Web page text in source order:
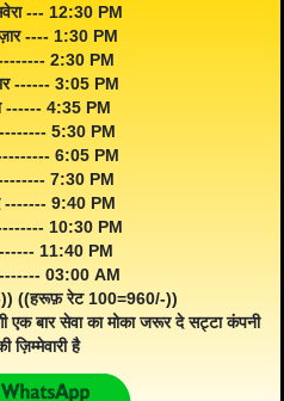
--- 12:30 PM
---- 1:30 PM
2:30 PM
------ 3:05 PM
------ 4:35 PM
5:30 PM
--------- 6:05 PM
-------- 7:30 PM
------- 9:40 PM
10:30 PM
11:40 PM
03:00 AM
)) ((हरूफ़ रेट 100=960/-))
बार सेवा का मोका जरूर दे सट्टा कंपनी
ज़िम्मेवारी है